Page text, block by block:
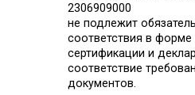
2306909000
не подлежит
соответствия в форме
сертификации и
соответствие
документов.